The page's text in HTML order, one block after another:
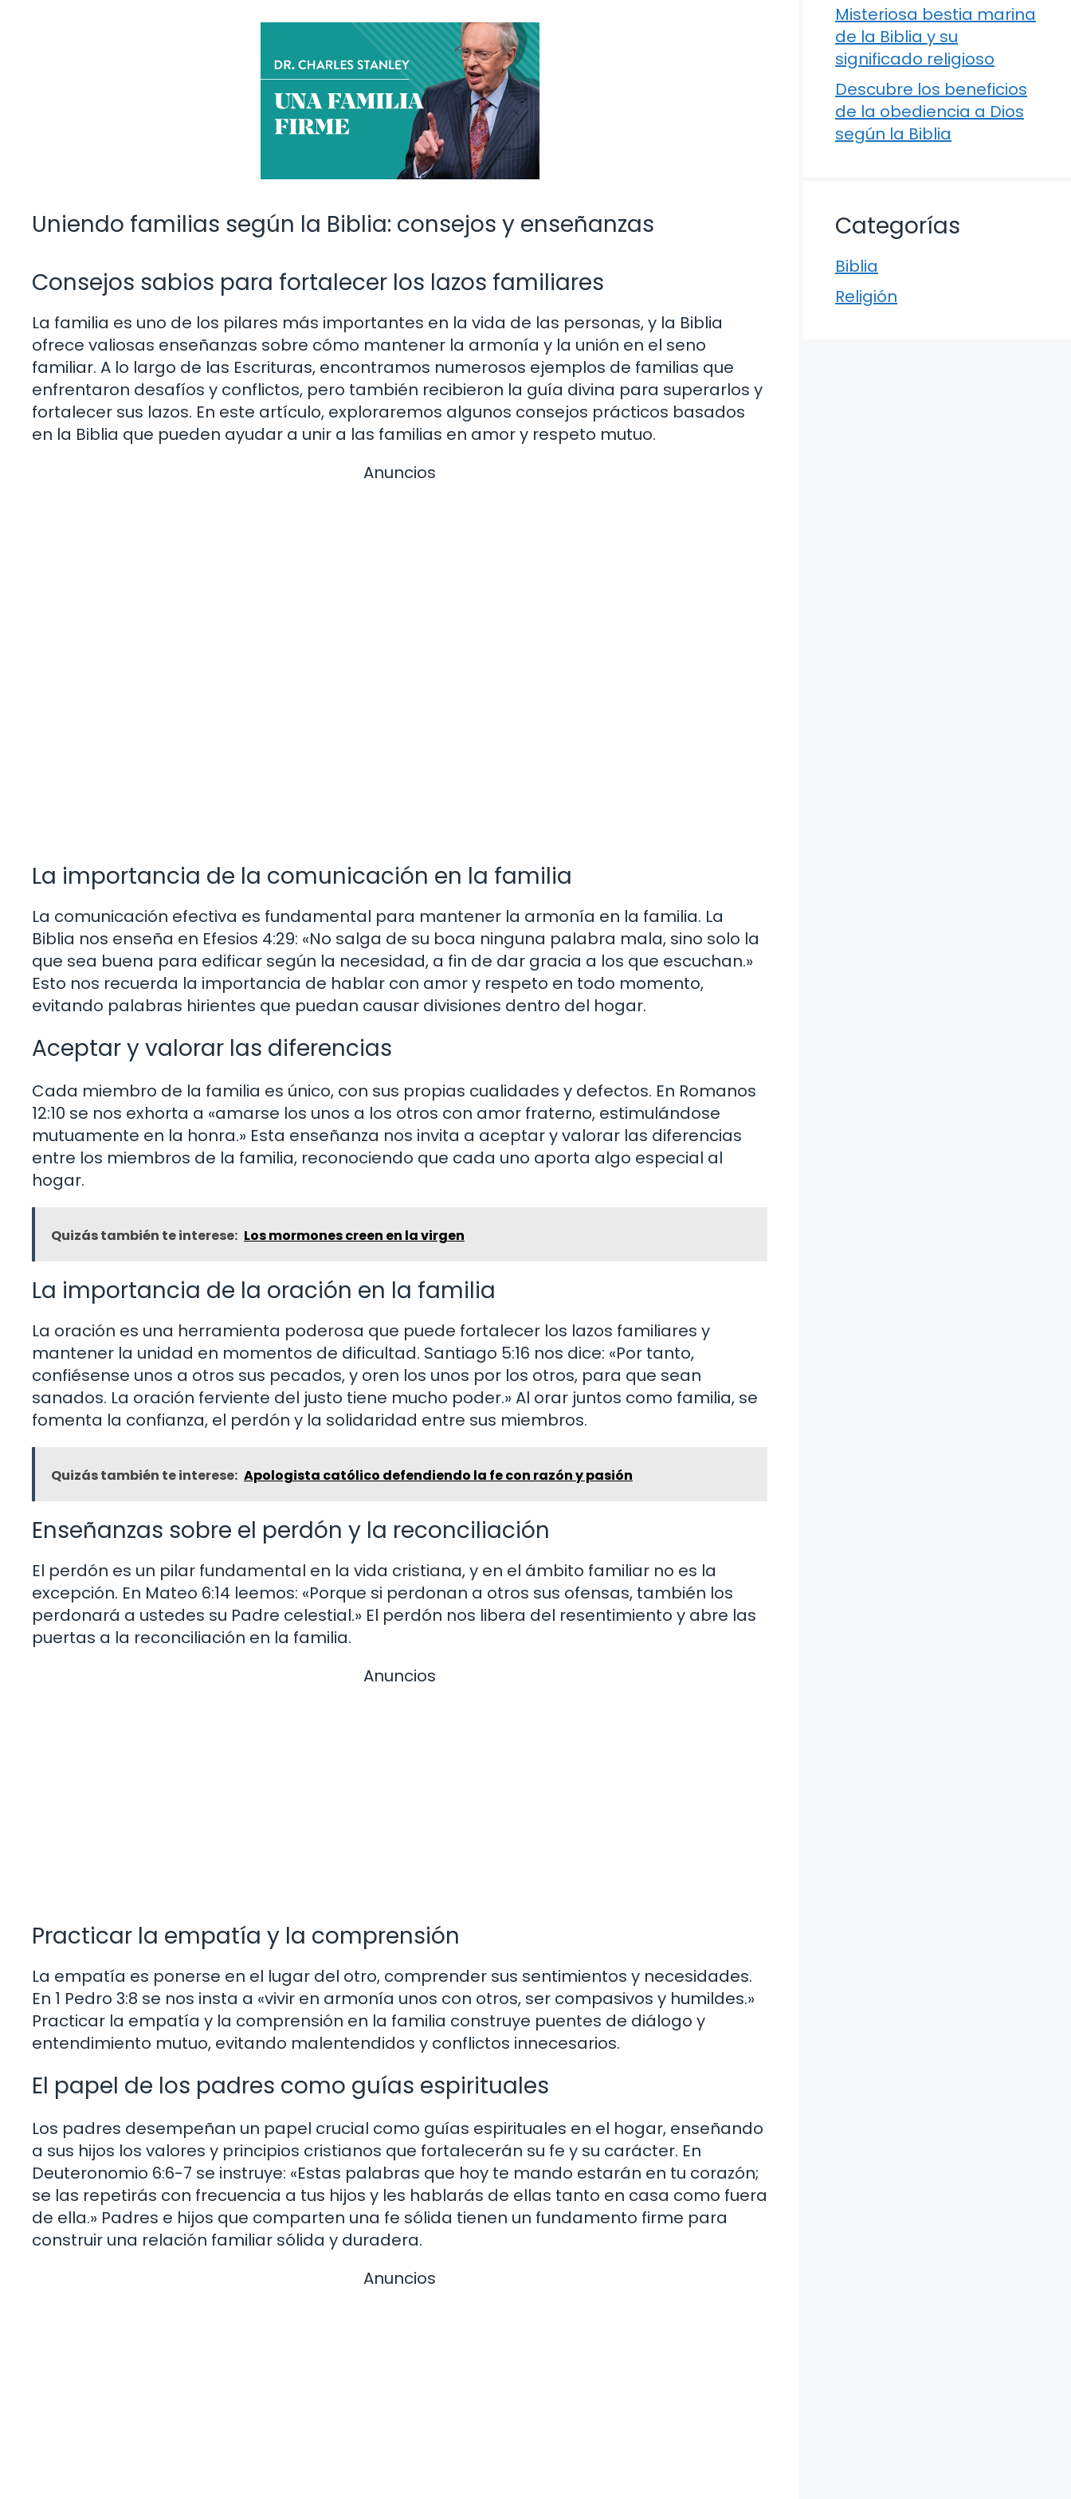
Uniendo familias según la Biblia: consejos y enseñanzas
Consejos sabios para fortalecer los lazos familiares
La familia es uno de los pilares más importantes en la vida de las personas, y la Biblia
ofrece valiosas enseñanzas sobre cómo mantener la armonía y la unión en el seno
familiar. A lo largo de las Escrituras, encontramos numerosos ejemplos de familias que
enfrentaron desafíos y conflictos, pero también recibieron la guía divina para superarlos y
fortalecer sus lazos. En este artículo, exploraremos algunos consejos prácticos basados
en la Biblia que pueden ayudar a unir a las familias en amor y respeto mutuo.
Anuncios
La importancia de la comunicación en la familia
La comunicación efectiva es fundamental para mantener la armonía en la familia. La
Biblia nos enseña en Efesios 4:29: «No salga de su boca ninguna palabra mala, sino solo la
que sea buena para edificar según la necesidad, a fin de dar gracia a los que escuchan.»
Esto nos recuerda la importancia de hablar con amor y respeto en todo momento,
evitando palabras hirientes que puedan causar divisiones dentro del hogar.
Aceptar y valorar las diferencias
Cada miembro de la familia es único, con sus propias cualidades y defectos. En Romanos
12:10 se nos exhorta a «amarse los unos a los otros con amor fraterno, estimulándose
mutuamente en la honra.» Esta enseñanza nos invita a aceptar y valorar las diferencias
entre los miembros de la familia, reconociendo que cada uno aporta algo especial al
hogar.
Quizás también te interese: Los mormones creen en la virgen
La importancia de la oración en la familia
La oración es una herramienta poderosa que puede fortalecer los lazos familiares y
mantener la unidad en momentos de dificultad. Santiago 5:16 nos dice: «Por tanto,
confiésense unos a otros sus pecados, y oren los unos por los otros, para que sean
sanados. La oración ferviente del justo tiene mucho poder.» Al orar juntos como familia, se
fomenta la confianza, el perdón y la solidaridad entre sus miembros.
Quizás también te interese: Apologista católico defendiendo la fe con razón y pasión
Enseñanzas sobre el perdón y la reconciliación
El perdón es un pilar fundamental en la vida cristiana, y en el ámbito familiar no es la
excepción. En Mateo 6:14 leemos: «Porque si perdonan a otros sus ofensas, también los
perdonará a ustedes su Padre celestial.» El perdón nos libera del resentimiento y abre las
puertas a la reconciliación en la familia.
Anuncios
Practicar la empatía y la comprensión
La empatía es ponerse en el lugar del otro, comprender sus sentimientos y necesidades.
En 1 Pedro 3:8 se nos insta a «vivir en armonía unos con otros, ser compasivos y humildes.»
Practicar la empatía y la comprensión en la familia construye puentes de diálogo y
entendimiento mutuo, evitando malentendidos y conflictos innecesarios.
El papel de los padres como guías espirituales
Los padres desempeñan un papel crucial como guías espirituales en el hogar, enseñando
a sus hijos los valores y principios cristianos que fortalecerán su fe y su carácter. En
Deuteronomio 6:6-7 se instruye: «Estas palabras que hoy te mando estarán en tu corazón;
se las repetirás con frecuencia a tus hijos y les hablarás de ellas tanto en casa como fuera
de ella.» Padres e hijos que comparten una fe sólida tienen un fundamento firme para
construir una relación familiar sólida y duradera.
Anuncios
Misteriosa bestia marina
de la Biblia y su
significado religioso
Descubre los beneficios
de la obediencia a Dios
según la Biblia
Categorías
Biblia
Religión